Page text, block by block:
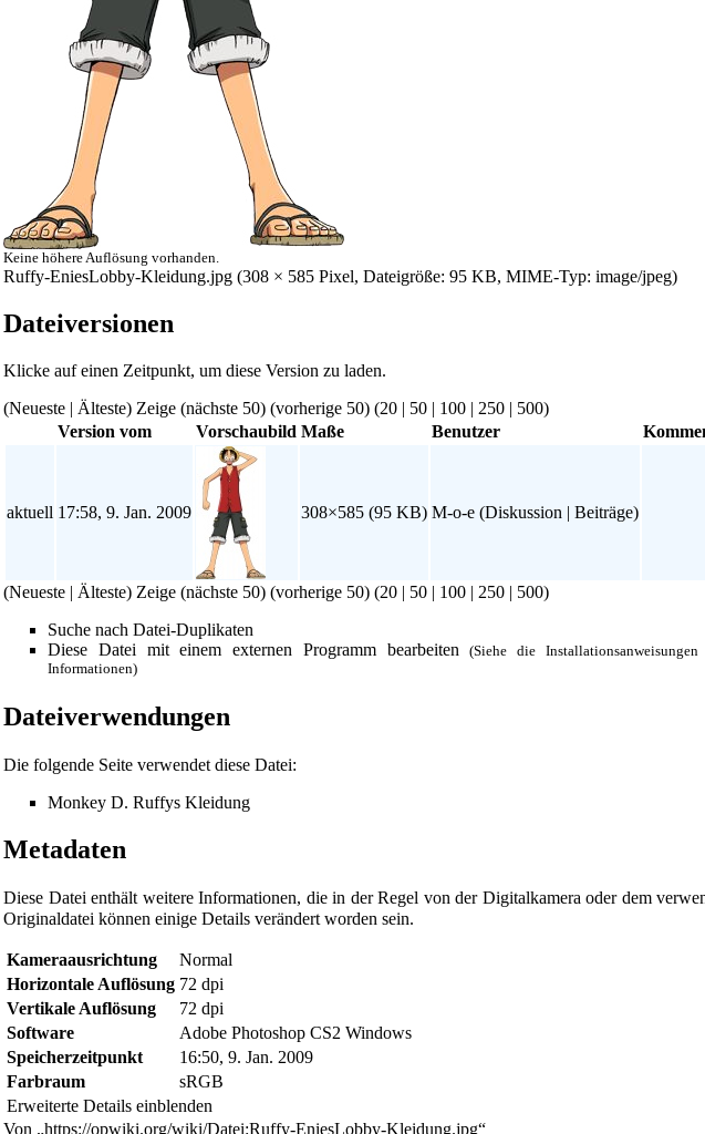
Keine höhere Auflösung vorhanden.
Ruffy-EniesLobby-Kleidung.jpg ‎ (308 × 585 Pixel, Dateigröße: 95 KB, MIME-Typ: image/jpeg)
Dateiversionen
Klicke auf einen Zeitpunkt, um diese Version zu laden.
(Neueste | Älteste) Zeige (nächste 50) (vorherige 50) (20 | 50 | 100 | 250 | 500)
Version vom
Vorschaubild Maße Benutzer
aktuell 17:58, 9. Jan. 2009 308×585 (95 KB) M-o-e (Diskussion | Beiträge)
(Neueste | Älteste) Zeige (nächste 50) (vorherige 50) (20 | 50 | 100 | 250 | 500)
Suche nach Datei-Duplikaten
Diese Datei mit einem externen Programm bearbeiten
(Siehe die Installationsanweisungen
Informationen)
Dateiverwendungen
Die folgende Seite verwendet diese Datei:
Monkey D. Ruffys Kleidung
Metadaten
Diese Datei enthält weitere Informationen, die in der Regel von der Digitalkamera oder dem
Originaldatei können einige Details verändert worden sein.
Kameraausrichtung
Normal
Horizontale Auflösung 72 dpi
Vertikale Auflösung
72 dpi
Software
Adobe Photoshop CS2 Windows
Speicherzeitpunkt
16:50, 9. Jan. 2009
Farbraum
sRGB
Erweiterte Details einblenden
Von „https://opwiki.org/wiki/Datei:Ruffy-EniesLobby-Kleidung.jpg“
Diese Seite wurde zuletzt am 9. Januar 2009 um 17:58 Uhr geändert.
Powered by Computer-Base
Datenschutz-Optionen